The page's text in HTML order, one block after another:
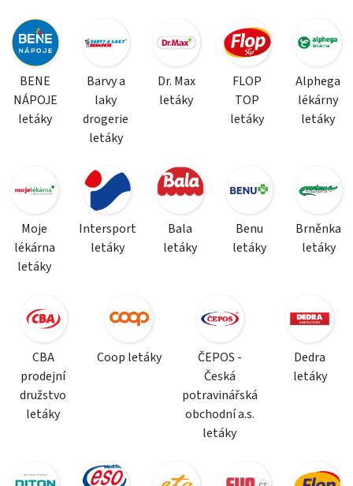
BENE
NÁPOJE
letáky
Barvy a
laky
drogerie
letáky
Dr. Max
letáky
FLOP
TOP
letáky
Alphega
lékárny
letáky
Moje
lékárna
letáky
Intersport
letáky
Bala
letáky
Benu
letáky
Brněnka
letáky
CBA
prodejní
družstvo
letáky
Coop letáky
ČEPOS -
Česká
potravinářská
obchodní a.s.
letáky
Dedra
letáky